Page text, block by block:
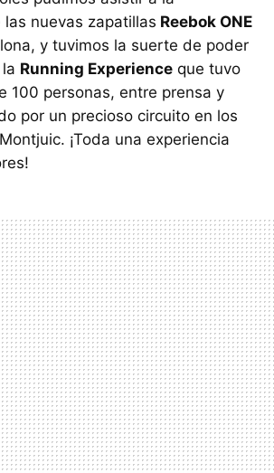
nuevas zapatillas Reebok ONE
y tuvimos la suerte de poder
Running Experience que tuvo
100 personas, entre prensa y
por un precioso circuito en los
¡Toda una experiencia